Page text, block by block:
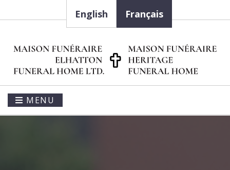
English Français
MENU